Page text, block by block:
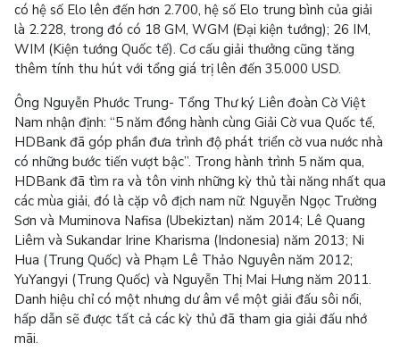
có hệ số Elo lên đến hơn 2.700, hệ số Elo trung bình của giải
là 2.228, trong đó có 18 GM, WGM (Đại kiện tướng); 26 IM,
WIM (Kiện tướng Quốc tế). Cơ cấu giải thưởng cũng tăng
thêm tính thu hút với tổng giá trị lên đến 35.000 USD.
Ông Nguyễn Phước Trung- Tổng Thư ký Liên đoàn Cờ Việt
Nam nhận định: “5 năm đồng hành cùng Giải Cờ vua Quốc tế,
HDBank đã góp phần đưa trình độ phát triển cờ vua nước nhà
có những bước tiến vượt bậc”. Trong hành trình 5 năm qua,
HDBank đã tìm ra và tôn vinh những kỳ thủ tài năng nhất qua
các mùa giải, đó là cặp vô địch nam nữ: Nguyễn Ngọc Trường
Sơn và Muminova Nafisa (Ubekiztan) năm 2014; Lê Quang
Liêm và Sukandar Irine Kharisma (Indonesia) năm 2013; Ni
Hua (Trung Quốc) và Phạm Lê Thảo Nguyên năm 2012;
YuYangyi (Trung Quốc) và Nguyễn Thị Mai Hưng năm 2011.
Danh hiệu chỉ có một nhưng dư âm về một giải đấu sôi nổi,
hấp dẫn sẽ được tất cả các kỳ thủ đã tham gia giải đấu nhớ
mãi.